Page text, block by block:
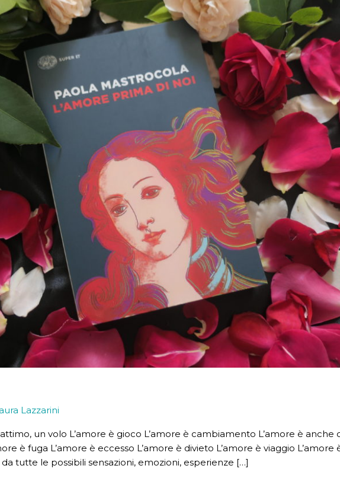
Lazzarini
un volo L’amore è gioco L’amore è cambiamento L’amore è anche
è fuga L’amore è eccesso L’amore è divieto L’amore è viaggio L’amore
tutte le possibili sensazioni, emozioni, esperienze […]